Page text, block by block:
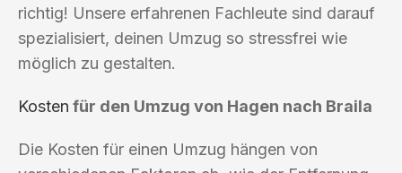
richtig! Unsere erfahrenen Fachleute sind darauf
spezialisiert, deinen Umzug so stressfrei wie
möglich zu gestalten.
Kosten für den Umzug von Hagen nach Braila
Die Kosten für einen Umzug hängen von